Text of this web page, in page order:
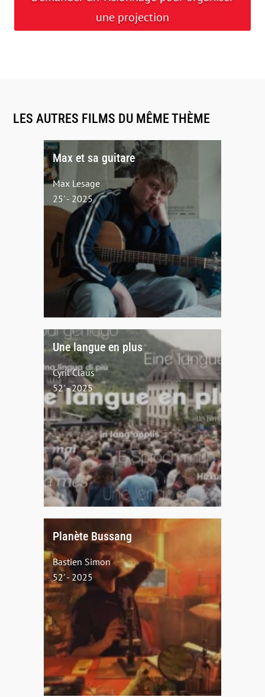
une projection
LES AUTRES FILMS DU MÊME THÈME
Max et sa guitare
Max Lesage
25' - 2025
Une langue en plus
Cyril Claus
52' - 2025
Planète Bussang
Bastien Simon
52' - 2025